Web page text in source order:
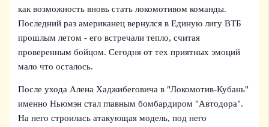
как возможность вновь стать локомотивом команды.
Последний раз американец вернулся в Единую лигу ВТБ
прошлым летом - его встречали тепло, считая
проверенным бойцом. Сегодня от тех приятных эмоций
мало что осталось.
После ухода Алена Хаджибеговича в "Локомотив-Кубань"
именно Ньюмэн стал главным бомбардиром "Автодора".
На него строилась атакующая модель, под него